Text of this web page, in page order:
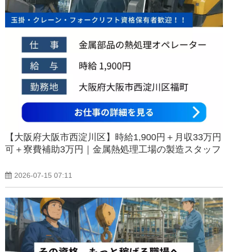
【大阪府大阪市西淀川区】時給1,900円＋月収33万円
可＋寮費補助3万円｜金属熱処理工場の製造スタッフ
2026-07-15 07:11